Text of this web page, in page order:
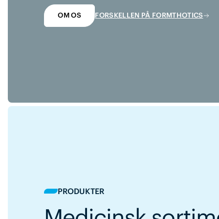
OM OS FORSKELLEN PÅ FORMTHOTICS
PRODUKTER